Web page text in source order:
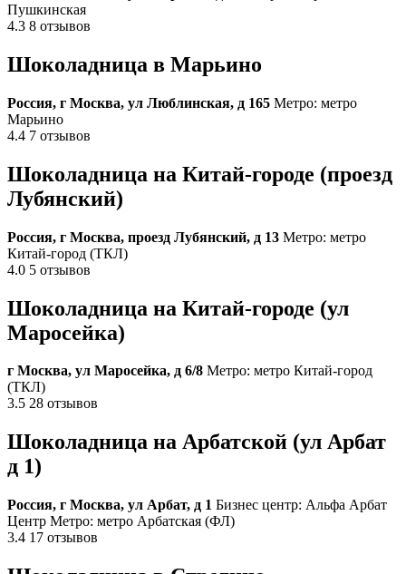
Пушкинская
4.3 8 отзывов
Шоколадница в Марьино
Россия, г Москва, ул Люблинская, д 165 Метро: метро
Марьино
4.4 7 отзывов
Шоколадница на Китай-городе (проезд
Лубянский)
Россия, г Москва, проезд Лубянский, д 13 Метро: метро
Китай-город (ТКЛ)
4.0 5 отзывов
Шоколадница на Китай-городе (ул
Маросейка)
г Москва, ул Маросейка, д 6/8 Метро: метро Китай-город
(ТКЛ)
3.5 28 отзывов
Шоколадница на Арбатской (ул Арбат
д 1)
Россия, г Москва, ул Арбат, д 1 Бизнес центр: Альфа Арбат
Центр Метро: метро Арбатская (ФЛ)
3.4 17 отзывов